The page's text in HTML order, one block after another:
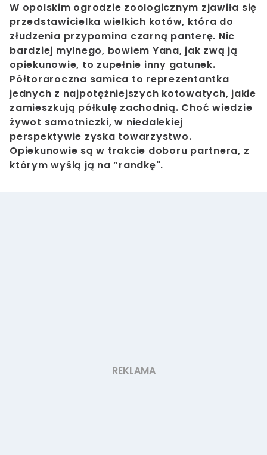
W opolskim ogrodzie zoologicznym zjawiła się
przedstawicielka wielkich kotów, która do
złudzenia przypomina czarną panterę. Nic
bardziej mylnego, bowiem Yana, jak zwą ją
opiekunowie, to zupełnie inny gatunek.
Półtoraroczna samica to reprezentantka
jednych z najpotężniejszych kotowatych, jakie
zamieszkują półkulę zachodnią. Choć wiedzie
żywot samotniczki, w niedalekiej
perspektywie zyska towarzystwo.
Opiekunowie są w trakcie doboru partnera, z
którym wyślą ją na ”randkę".